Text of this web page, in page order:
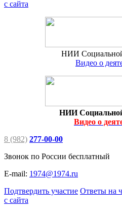
с сайта
НИИ Социальной
Видео о
НИИ
Видео о
8 (982) 277-00-00
Звонок по России бесплатный
E-mail: 1974@1974.ru
Подтвердить участие Ответы на
с сайта